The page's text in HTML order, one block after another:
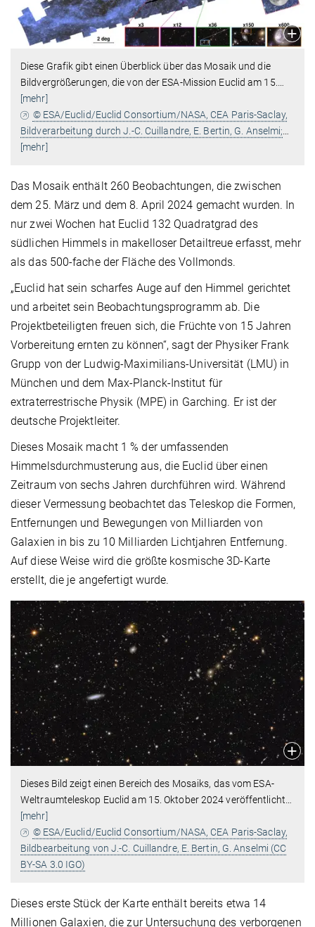
Diese Grafik gibt einen Überblick über das Mosaik und die
Bildvergrößerungen, die von der ESA-Mission Euclid am 15.…
[mehr]
© ESA/Euclid/Euclid Consortium/NASA, CEA Paris-Saclay,
Bildverarbeitung durch J.-C. Cuillandre, E. Bertin, G. Anselmi;…
[mehr]
Das Mosaik enthält 260 Beobachtungen, die zwischen
dem 25. März und dem 8. April 2024 gemacht wurden. In
nur zwei Wochen hat Euclid 132 Quadratgrad des
südlichen Himmels in makelloser Detailtreue erfasst, mehr
als das 500-fache der Fläche des Vollmonds.
„Euclid hat sein scharfes Auge auf den Himmel gerichtet
und arbeitet sein Beobachtungsprogramm ab. Die
Projektbeteiligten freuen sich, die Früchte von 15 Jahren
Vorbereitung ernten zu können“, sagt der Physiker Frank
Grupp von der Ludwig-Maximilians-Universität (LMU) in
München und dem Max-Planck-Institut für
extraterrestrische Physik (MPE) in Garching. Er ist der
deutsche Projektleiter.
Dieses Mosaik macht 1 % der umfassenden
Himmelsdurchmusterung aus, die Euclid über einen
Zeitraum von sechs Jahren durchführen wird. Während
dieser Vermessung beobachtet das Teleskop die Formen,
Entfernungen und Bewegungen von Milliarden von
Galaxien in bis zu 10 Milliarden Lichtjahren Entfernung.
Auf diese Weise wird die größte kosmische 3D-Karte
erstellt, die je angefertigt wurde.
Dieses Bild zeigt einen Bereich des Mosaiks, das vom ESA-
Weltraumteleskop Euclid am 15. Oktober 2024 veröffentlicht…
[mehr]
© ESA/Euclid/Euclid Consortium/NASA, CEA Paris-Saclay,
Bildbearbeitung von J.-C. Cuillandre, E. Bertin, G. Anselmi (CC
BY-SA 3.0 IGO)
Dieses erste Stück der Karte enthält bereits etwa 14
Millionen Galaxien, die zur Untersuchung des verborgenen